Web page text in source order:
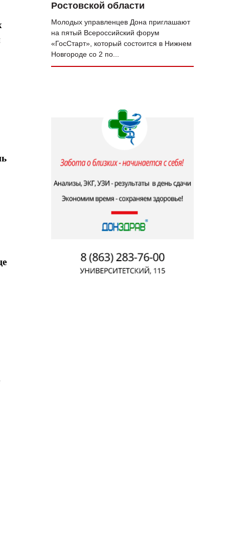
Ростовской области
Молодых управленцев Дона приглашают
на пятый Всероссийский форум
«ГосСтарт», который состоится в Нижнем
Новгороде со 2 по...